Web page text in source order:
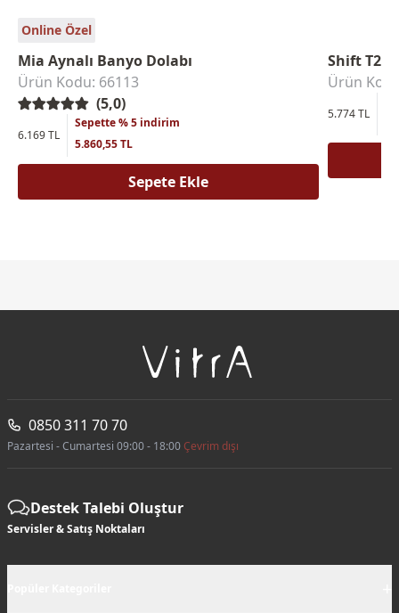
Online Özel
Mia Aynalı Banyo Dolabı
Ürün Kodu: 66113
(5,0)
6.169 TL
Sepette % 5 indirim
5.860,55 TL
Sepete Ekle
Shift T20
Ürün
5.774 TL
0850 311 70 70
Pazartesi - Cumartesi 09:00 - 18:00Çevrim dışı
Destek Talebi Oluştur
Servisler & Satış Noktaları